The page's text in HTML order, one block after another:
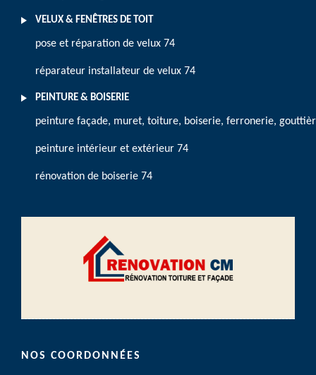
VELUX & FENÊTRES DE TOIT
pose et réparation de velux 74
réparateur installateur de velux 74
PEINTURE & BOISERIE
peinture façade, muret, toiture, boiserie, ferronerie,
peinture intérieur et extérieur 74
rénovation de boiserie 74
NOS COORDONNÉES